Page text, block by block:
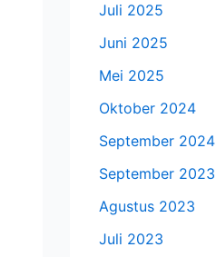
Juli 2025
Juni 2025
Mei 2025
Oktober 2024
September 2024
September 2023
Agustus 2023
Juli 2023